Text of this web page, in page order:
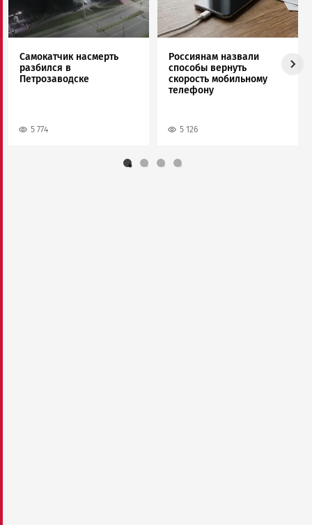
Самокатчик насмерть
разбился в
Петрозаводске
5 774
Россиянам назвали
способы вернуть
скорость мобильному
телефону
5 126